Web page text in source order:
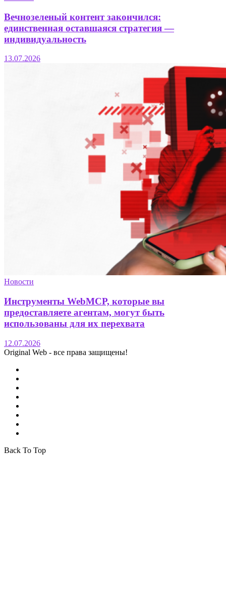
Вечнозеленый контент закончился:
единственная оставшаяся стратегия —
индивидуальность
13.07.2026
Новости
Инструменты WebMCP, которые вы
предоставляете агентам, могут быть
использованы для их перехвата
12.07.2026
Original Web - все права защищены!
Back To Top